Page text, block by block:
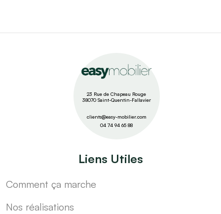
23 Rue de Chapeau Rouge
38070 Saint-Quentin-Fallavier
clients@easy-mobilier.com
04 74 94 65 88
Liens Utiles
Comment ça marche
Nos réalisations